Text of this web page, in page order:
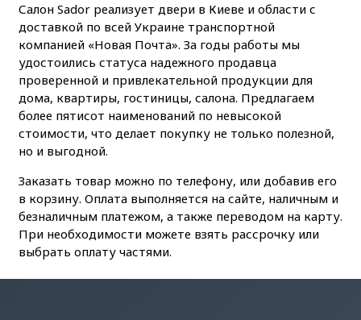
Салон Sador реализует двери в Киеве и области с
доставкой по всей Украине транспортной
компанией «Новая Почта». За годы работы мы
удостоились статуса надежного продавца
проверенной и привлекательной продукции для
дома, квартиры, гостиницы, салона. Предлагаем
более пятисот наименований по невысокой
стоимости, что делает покупку не только полезной,
но и выгодной.
Заказать товар можно по телефону, или добавив его
в корзину. Оплата выполняется на сайте, наличным и
безналичным платежом, а также переводом на карту.
При необходимости можете взять рассрочку или
выбрать оплату частями.